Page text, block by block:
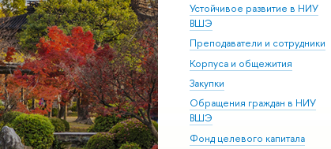
Устойчивое развитие в НИУ
ВШЭ
Преподаватели и сотрудники
Корпуса и общежития
Закупки
Обращения граждан в НИУ
ВШЭ
Фонд целевого капитала